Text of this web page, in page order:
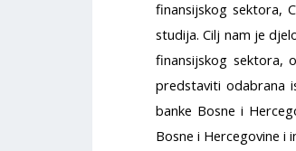
finansijskog sektora,
studija. Cilj nam je
finansijskog sektora,
predstaviti odabrana
banke Bosne i
Bosne i Hercegovine i